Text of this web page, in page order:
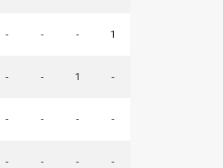
- - - 1
- - 1 -
- - - -
- - - -